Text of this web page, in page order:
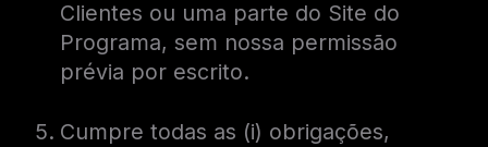
Clientes ou uma parte do Site do
Programa, sem nossa permissão
prévia por escrito.
Cumpre todas as (i) obrigações,